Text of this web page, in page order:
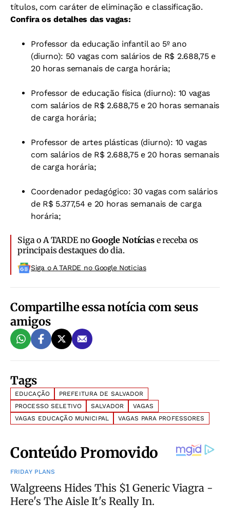
títulos, com caráter de eliminação e classificação.
Confira os detalhes das vagas:
Professor da educação infantil ao 5º ano
(diurno): 50 vagas com salários de R$ 2.688,75 e
20 horas semanais de carga horária;
Professor de educação física (diurno): 10 vagas
com salários de R$ 2.688,75 e 20 horas semanais
de carga horária;
Professor de artes plásticas (diurno): 10 vagas
com salários de R$ 2.688,75 e 20 horas semanais
de carga horária;
Coordenador pedagógico: 30 vagas com salários
de R$ 5.377,54 e 20 horas semanais de carga
horária;
Siga o A TARDE noGoogle Notíciase receba os
principais destaques do dia.
Siga o A TARDE no Google Noticias
Compartilhe essa notícia com seus
amigos
Tags
EDUCAÇÃO
PREFEITURA DE SALVADOR
PROCESSO SELETIVO
SALVADOR
VAGAS
VAGAS EDUCAÇÃO MUNICIPAL
VAGAS PARA PROFESSORES